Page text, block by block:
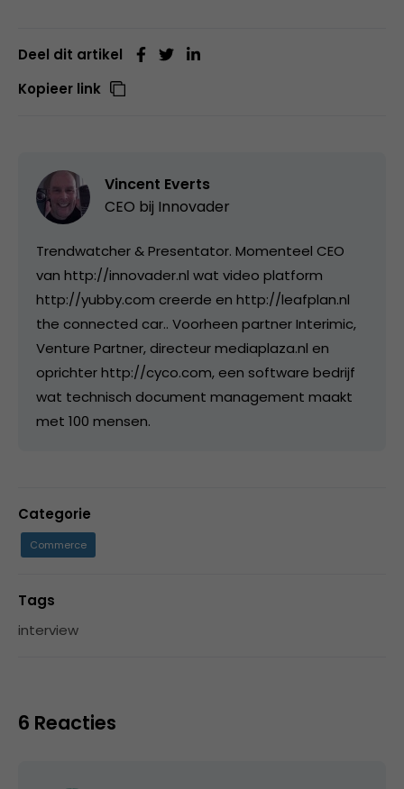
Deel dit artikel
Kopieer link
Vincent Everts
CEO bij Innovader
Trendwatcher & Presentator. Momenteel CEO
van http://innovader.nl wat video platform
http://yubby.com creerde en http://leafplan.nl
the connected car.. Voorheen partner Interimic,
Venture Partner, directeur mediaplaza.nl en
oprichter http://cyco.com, een software bedrijf
wat technisch document management maakt
met 100 mensen.
Categorie
Commerce
Tags
interview
6 Reacties